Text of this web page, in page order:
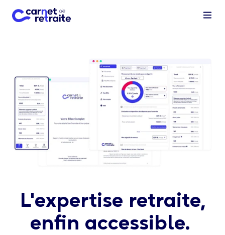
L'expertise retraite,
enfin accessible.